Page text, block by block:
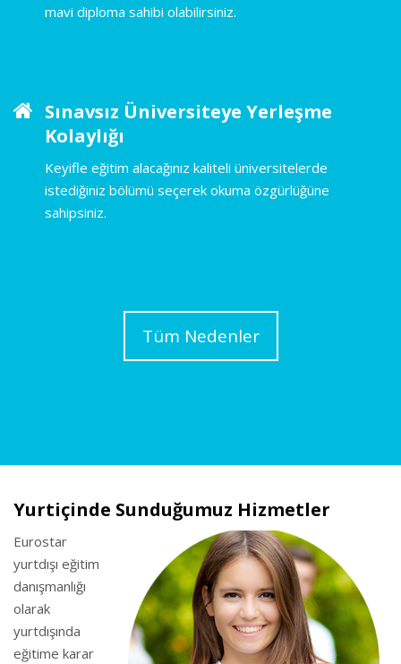
mavi diploma sahibi olabilirsiniz.
Sınavsız Üniversiteye Yerleşme
Kolaylığı
Keyifle eğitim alacağınız kaliteli üniversitelerde
istediğiniz bölümü seçerek okuma özgürlüğüne
sahipsiniz.
Tüm Nedenler
Yurtiçinde Sunduğumuz Hizmetler
Eurostar
yurtdışı eğitim
danışmanlığı
olarak
yurtdışında
eğitime karar